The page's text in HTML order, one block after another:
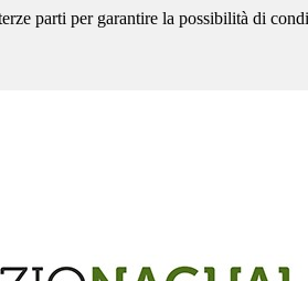
parti per garantire la possibilità di